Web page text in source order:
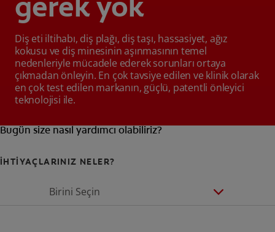
gerek yok
Diş eti iltihabı, diş plağı, diş taşı, hassasiyet, ağız
kokusu ve diş minesinin aşınmasının temel
nedenleriyle mücadele ederek sorunları ortaya
çıkmadan önleyin. En çok tavsiye edilen ve klinik olarak
en çok test edilen markanın, güçlü, patentli önleyici
teknolojisi ile.
Bugün size nasıl yardımcı olabiliriz?
İHTİYAÇLARINIZ NELER?
Birini Seçin